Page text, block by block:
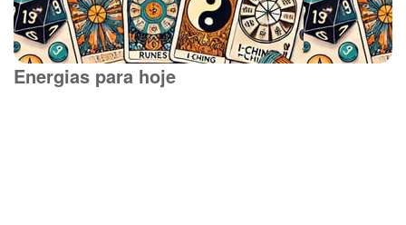
Energias para hoje